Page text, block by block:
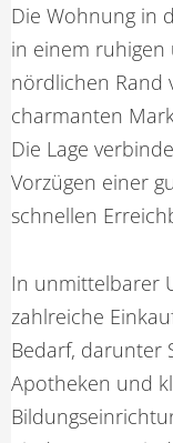
Die Wohnung in
in einem
nördlichen Rand
charmanten
Die Lage
Vorzügen einer
schnellen
In unmittelbarer
zahlreiche
Bedarf, darunter
Apotheken und